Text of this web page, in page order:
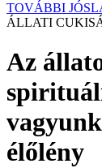
TOVÁBBI
ÁLLATI
Az
élőlény